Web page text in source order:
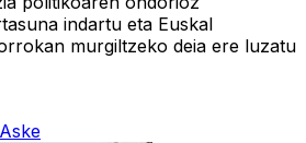
indartu eta Euskal
murgiltzeko deia ere luzatu
Aske